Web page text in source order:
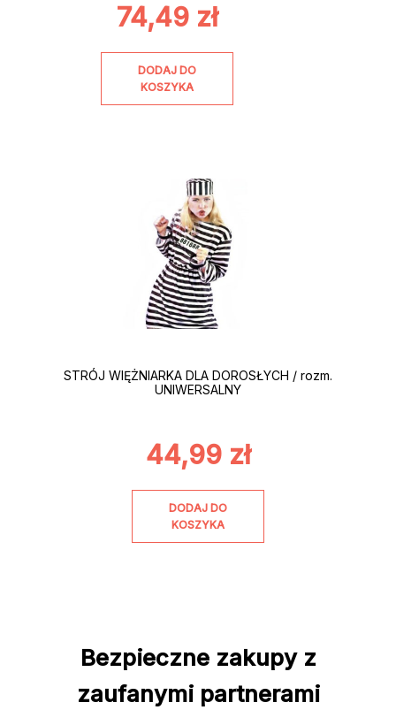
74,49 zł
DODAJ DO
KOSZYKA
STRÓJ WIĘŻNIARKA DLA DOROSŁYCH / rozm.
UNIWERSALNY
44,99 zł
DODAJ DO
KOSZYKA
Bezpieczne zakupy z
zaufanymi partnerami